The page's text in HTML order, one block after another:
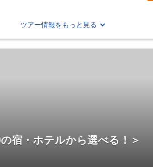
ツアー情報をもっと見る
・ホテルから選べる！＞